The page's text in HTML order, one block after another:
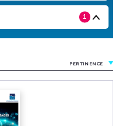
1
PERTINENCE